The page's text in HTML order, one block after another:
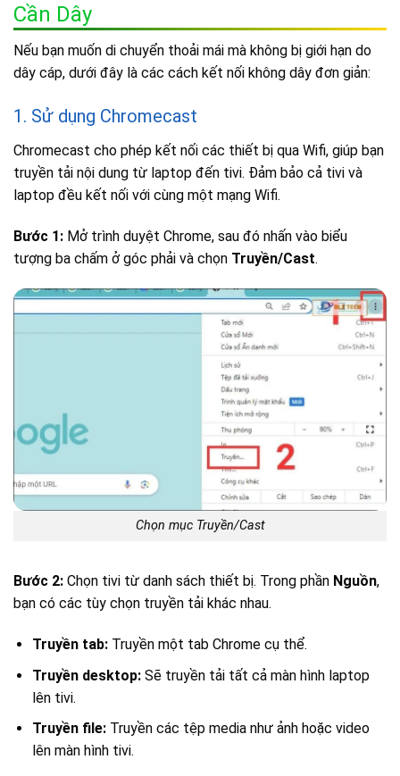
Cần Dây
Nếu bạn muốn di chuyển thoải mái mà không bị giới hạn do
dây cáp, dưới đây là các cách kết nối không dây đơn giản:
1. Sử dụng Chromecast
Chromecast cho phép kết nối các thiết bị qua Wifi, giúp bạn
truyền tải nội dung từ laptop đến tivi. Đảm bảo cả tivi và
laptop đều kết nối với cùng một mạng Wifi.
Bước 1: Mở trình duyệt Chrome, sau đó nhấn vào biểu
tượng ba chấm ở góc phải và chọn Truyền/Cast.
Chọn mục Truyền/Cast
Bước 2: Chọn tivi từ danh sách thiết bị. Trong phần Nguồn,
bạn có các tùy chọn truyền tải khác nhau.
Truyền tab:Truyền một tab Chrome cụ thể.
Truyền desktop:Sẽ truyền tải tất cả màn hình laptop
lên tivi.
Truyền file:Truyền các tệp media như ảnh hoặc video
lên màn hình tivi.